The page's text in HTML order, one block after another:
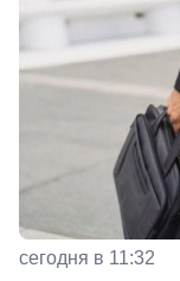
сегодня в 11:32